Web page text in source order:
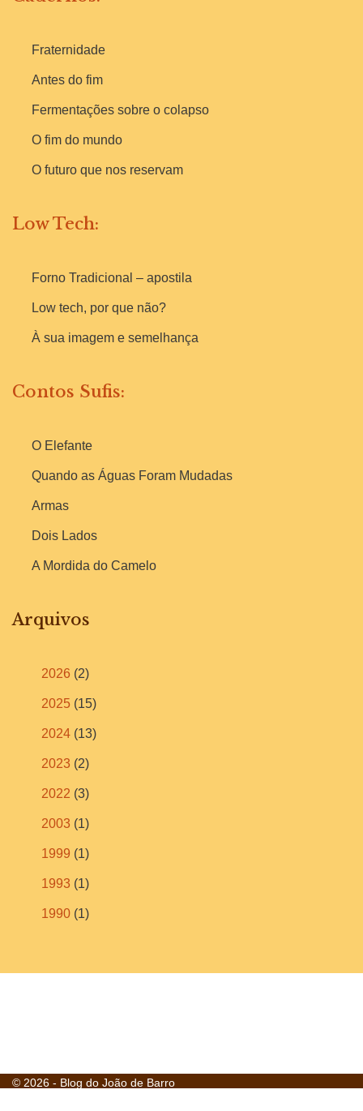
Fraternidade
Antes do fim
Fermentações sobre o colapso
O fim do mundo
O futuro que nos reservam
Low Tech:
Forno Tradicional – apostila
Low tech, por que não?
À sua imagem e semelhança
Contos Sufis:
O Elefante
Quando as Águas Foram Mudadas
Armas
Dois Lados
A Mordida do Camelo
Arquivos
2026 (2)
2025 (15)
2024 (13)
2023 (2)
2022 (3)
2003 (1)
1999 (1)
1993 (1)
1990 (1)
© 2026 - Blog do João de Barro